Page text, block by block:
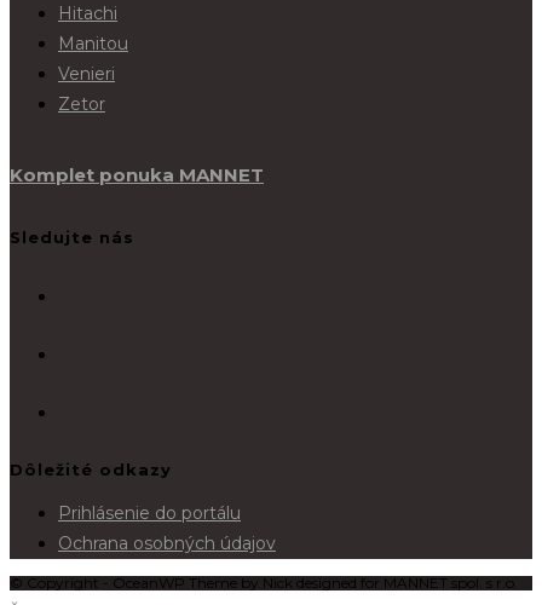
Hitachi
Manitou
Venieri
Zetor
Komplet ponuka MANNET
Sledujte nás
Dôležité odkazy
Prihlásenie do portálu
Ochrana osobných údajov
© Copyright - OceanWP Theme by Nick designed for MANNET spol. s r.o.